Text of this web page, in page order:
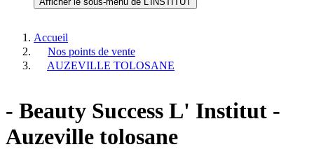
Afficher le sous-menu de Carte cadeau
Afficher le sous-menu de Collection Beauty Success
L'INSTITUT
Afficher le sous-menu de L'INSTITUT
Accueil
Nos points de vente
AUZEVILLE TOLOSANE